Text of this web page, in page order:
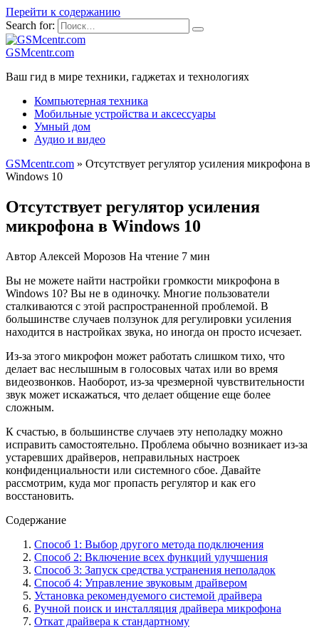
Перейти к содержанию
Search for:
GSMcentr.com
Ваш гид в мире техники, гаджетах и технологиях
Компьютерная техника
Мобильные устройства и аксессуары
Умный дом
Аудио и видео
GSMcentr.com » Отсутствует регулятор усиления микрофона в
Windows 10
Отсутствует регулятор усиления
микрофона в Windows 10
Автор Алексей Морозов На чтение 7 мин
Вы не можете найти настройки громкости микрофона в
Windows 10? Вы не в одиночку. Многие пользователи
сталкиваются с этой распространенной проблемой. В
большинстве случаев ползунок для регулировки усиления
находится в настройках звука, но иногда он просто исчезает.
Из-за этого микрофон может работать слишком тихо, что
делает вас неслышным в голосовых чатах или во время
видеозвонков. Наоборот, из-за чрезмерной чувствительности
звук может искажаться, что делает общение еще более
сложным.
К счастью, в большинстве случаев эту неполадку можно
исправить самостоятельно. Проблема обычно возникает из-за
устаревших драйверов, неправильных настроек
конфиденциальности или системного сбое. Давайте
рассмотрим, куда мог пропасть регулятор и как его
восстановить.
Содержание
Способ 1: Выбор другого метода подключения
Способ 2: Включение всех функций улучшения
Способ 3: Запуск средства устранения неполадок
Способ 4: Управление звуковым драйвером
Установка рекомендуемого системой драйвера
Ручной поиск и инсталляция драйвера микрофона
Откат драйвера к стандартному